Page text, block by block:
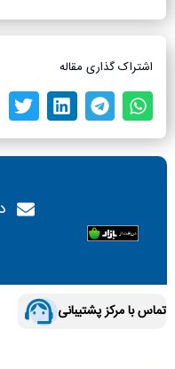
اشتراک گذاری مقاله
تماس با مرکز پشتیبانی